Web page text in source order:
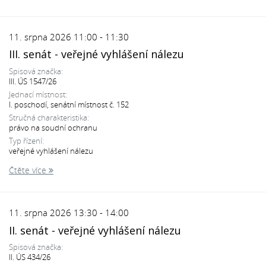
11. srpna 2026 11:00 - 11:30
III. senát - veřejné vyhlášení nálezu
Spisová značka:
III. ÚS 1547/26
Jednací místnost:
I. poschodí, senátní místnost č. 152
Stručná charakteristika:
právo na soudní ochranu
Typ řízení:
veřejné vyhlášení nálezu
Čtěte více
11. srpna 2026 13:30 - 14:00
II. senát - veřejné vyhlášení nálezu
Spisová značka:
II. ÚS 434/26